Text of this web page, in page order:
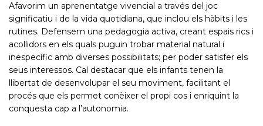
Afavorim un aprenentatge vivencial a través del joc
significatiu i de la vida quotidiana, que inclou els hàbits i les
rutines. Defensem una pedagogia activa, creant espais rics i
acollidors en els quals puguin trobar material natural i
inespecífic amb diverses possibilitats; per poder satisfer els
seus interessos. Cal destacar que els infants tenen la
llibertat de desenvolupar el seu moviment, facilitant el
procés que els permet conèixer el propi cos i enriquint la
conquesta cap a l’autonomia.